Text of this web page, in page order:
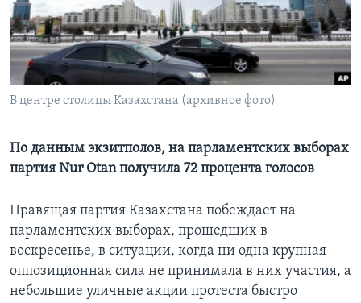
Learning English
СОЦИАЛЬНЫЕ СЕТИ
Языки
В центре столицы Казахстана (архивное фото)
По данным экзитполов, на парламентских выборах
партия Nur Otan получила 72 процента голосов
Правящая партия Казахстана побеждает на
парламентских выборах, прошедших в
воскресенье, в ситуации, когда ни одна крупная
оппозиционная сила не принимала в них участия, а
небольшие уличные акции протеста быстро